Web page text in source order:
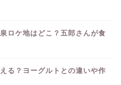
ロケ地はどこ？五郎さんが食
る？ヨーグルトとの違いや作